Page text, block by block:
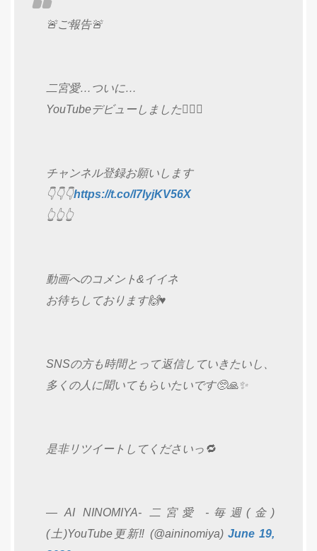
🚨ご報告🚨
二宮愛…ついに…
YouTubeデビューしました🙋‍♀️✨
チャンネル登録お願いします
👇👇👇https://t.co/l7IyjKV56X
👆👆👆
動画へのコメント&イイネ
お待ちしております🙌♥️
SNSの方も時間とって返信していきたいし、
多くの人に聞いてもらいたいです🥺🙏✨
是非リツイートしてくださいっ🔁
— AI NINOMIYA- 二宮愛 -毎週(金)
(土)YouTube更新‼️ (@aininomiya)June 19,